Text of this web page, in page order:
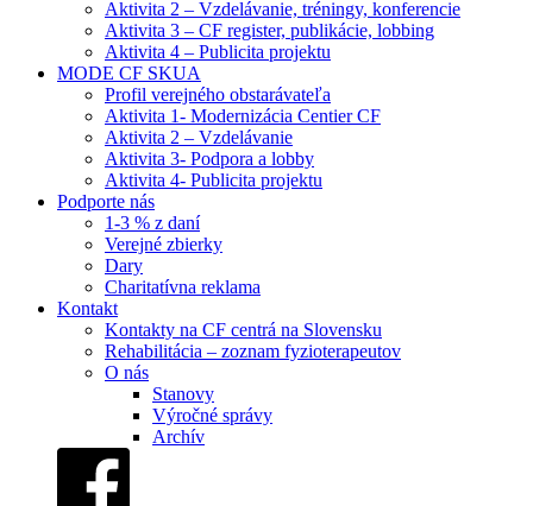
Aktivita 2 – Vzdelávanie, tréningy, konferencie
Aktivita 3 – CF register, publikácie, lobbing
Aktivita 4 – Publicita projektu
MODE CF SKUA
Profil verejného obstarávateľa
Aktivita 1- Modernizácia Centier CF
Aktivita 2 – Vzdelávanie
Aktivita 3- Podpora a lobby
Aktivita 4- Publicita projektu
Podporte nás
1-3 % z daní
Verejné zbierky
Dary
Charitatívna reklama
Kontakt
Kontakty na CF centrá na Slovensku
Rehabilitácia – zoznam fyzioterapeutov
O nás
Stanovy
Výročné správy
Archív